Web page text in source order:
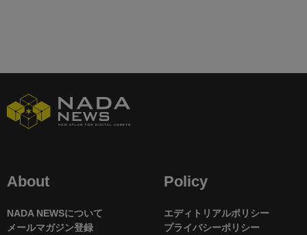
About
NADA NEWSについて
メールマガジン登録
Policy
エディトリアルポリシー
プライバシーポリシー